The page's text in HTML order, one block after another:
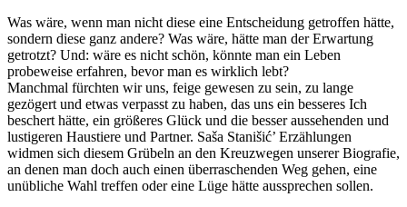
Was wäre, wenn man nicht diese eine Entscheidung getroffen hätte,
sondern diese ganz andere? Was wäre, hätte man der Erwartung
getrotzt? Und: wäre es nicht schön, könnte man ein Leben
probeweise erfahren, bevor man es wirklich lebt?
Manchmal fürchten wir uns, feige gewesen zu sein, zu lange
gezögert und etwas verpasst zu haben, das uns ein besseres Ich
beschert hätte, ein größeres Glück und die besser aus­sehenden und
lustigeren Haustiere und Partner. Saša Stanišić’ Erzählungen
widmen sich diesem Grübeln an den Kreuzwegen unserer Biografie,
an denen man doch auch einen überraschenden Weg gehen, eine
unübliche Wahl treffen oder eine Lüge hätte aussprechen sollen.